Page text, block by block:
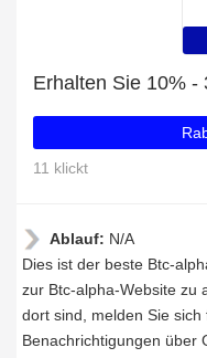
Erhalten Sie 10% -
11 klickt
Ablauf: N/A
Dies ist der beste Btc-
zur Btc-alpha-Website zu
dort sind, melden Sie sich
Benachrichtigungen über